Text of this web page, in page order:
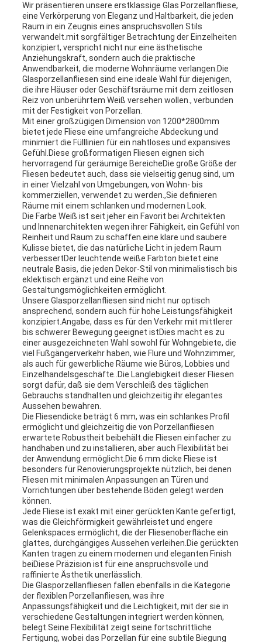
Wir präsentieren unsere erstklassige Glas Porzellanfliese,
eine Verkörperung von Eleganz und Haltbarkeit, die jeden
Raum in ein Zeugnis eines anspruchsvollen Stils
verwandelt.mit sorgfältiger Betrachtung der Einzelheiten
konzipiert, verspricht nicht nur eine ästhetische
Anziehungskraft, sondern auch die praktische
Anwendbarkeit, die moderne Wohnräume verlangen.Die
Glasporzellanfliesen sind eine ideale Wahl für diejenigen,
die ihre Häuser oder Geschäftsräume mit dem zeitlosen
Reiz von unberührtem Weiß versehen wollen., verbunden
mit der Festigkeit von Porzellan.
Mit einer großzügigen Dimension von 1200*2800mm
bietet jede Fliese eine umfangreiche Abdeckung und
minimiert die Fülllinien für ein nahtloses und expansives
Gefühl.Diese großformatigen Fliesen eignen sich
hervorragend für geräumige BereicheDie große Größe der
Fliesen bedeutet auch, dass sie vielseitig genug sind, um
in einer Vielzahl von Umgebungen, von Wohn- bis
kommerziellen, verwendet zu werden.,Sie definieren
Räume mit einem schlanken und modernen Look.
Die Farbe Weiß ist seit jeher ein Favorit bei Architekten
und Innenarchitekten wegen ihrer Fähigkeit, ein Gefühl von
Reinheit und Raum zu schaffen.eine klare und saubere
Kulisse bietet, die das natürliche Licht in jedem Raum
verbessertDer leuchtende weiße Farbton bietet eine
neutrale Basis, die jeden Dekor-Stil von minimalistisch bis
eklektisch ergänzt und eine Reihe von
Gestaltungsmöglichkeiten ermöglicht.
Unsere Glasporzellanfliesen sind nicht nur optisch
ansprechend, sondern auch für hohe Leistungsfähigkeit
konzipiert.Angabe, dass es für den Verkehr mit mittlerer
bis schwerer Bewegung geeignet istDies macht es zu
einer ausgezeichneten Wahl sowohl für Wohngebiete, die
viel Fußgängerverkehr haben, wie Flure und Wohnzimmer,
als auch für gewerbliche Räume wie Büros, Lobbies und
Einzelhandelsgeschäfte..Die Langlebigkeit dieser Fliesen
sorgt dafür, daß sie dem Verschleiß des täglichen
Gebrauchs standhalten und gleichzeitig ihr elegantes
Aussehen bewahren.
Die Fliesendicke beträgt 6 mm, was ein schlankes Profil
ermöglicht und gleichzeitig die von Porzellanfliesen
erwartete Robustheit beibehält.die Fliesen einfacher zu
handhaben und zu installieren, aber auch Flexibilität bei
der Anwendung ermöglicht.Die 6 mm dicke Fliese ist
besonders für Renovierungsprojekte nützlich, bei denen
Fliesen mit minimalen Anpassungen an Türen und
Vorrichtungen über bestehende Böden gelegt werden
können.
Jede Fliese ist exakt mit einer gerückten Kante gefertigt,
was die Gleichförmigkeit gewährleistet und engere
Gelenkspaces ermöglicht, die der Fliesenoberfläche ein
glattes, durchgängiges Aussehen verleihen.Die gerückten
Kanten tragen zu einem modernen und eleganten Finish
beiDiese Präzision ist für eine anspruchsvolle und
raffinierte Ästhetik unerlässlich.
Die Glasporzellanfliesen fallen ebenfalls in die Kategorie
der flexiblen Porzellanfliesen, was ihre
Anpassungsfähigkeit und die Leichtigkeit, mit der sie in
verschiedene Gestaltungen integriert werden können,
belegt.Seine Flexibilität zeigt seine fortschrittliche
Fertigung, wobei das Porzellan für eine subtile Biegung